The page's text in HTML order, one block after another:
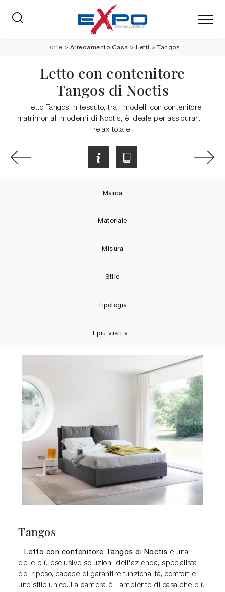
Home > Arredamento Casa > Letti > Tangos
Letto con contenitore
Tangos di Noctis
Il letto Tangos in tessuto, tra i modelli con contenitore
matrimoniali moderni di Noctis, è ideale per assicurarti il
relax totale.
Marca
Materiale
Misura
Stile
Tipologia
I più visti a :
Tangos
Letto con contenitore Tangos di Noctis è una
delle più esclusive soluzioni dell'azienda, specialista
del riposo, capace di garantire funzionalità, comfort e
uno stile unico. La camera è l'ambiente di casa che più